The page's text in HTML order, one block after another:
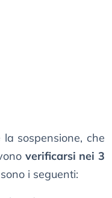
sospensione, che
verificarsi nei 3
i seguenti: